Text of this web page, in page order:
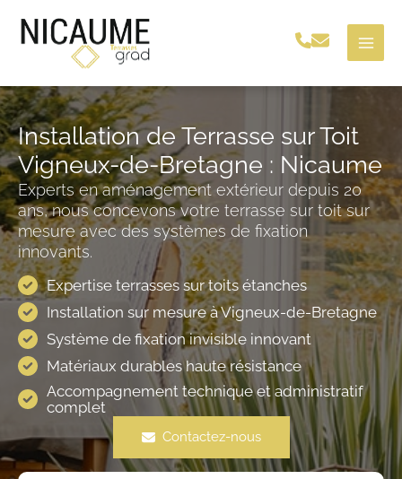
Installation de Terrasse sur Toit
Vigneux-de-Bretagne : Nicaume
Experts en aménagement extérieur depuis 20
ans, nous concevons votre terrasse sur toit sur
mesure avec des systèmes de fixation
innovants.
Expertise terrasses sur toits étanches
Installation sur mesure à Vigneux-de-Bretagne
Système de fixation invisible innovant
Matériaux durables haute résistance
Accompagnement technique et administratif
complet
Contactez-nous